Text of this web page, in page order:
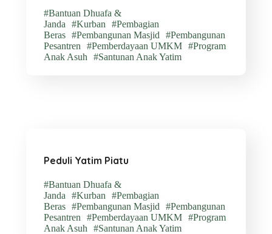
#Bantuan Dhuafa &
Janda
#Kurban
#Pembagian
Beras #Pembangunan Masjid
#Pembangunan
Pesantren
#Pemberdayaan UMKM #Program
Anak Asuh
#Santunan Anak Yatim
Peduli Yatim Piatu
#Bantuan Dhuafa &
Janda
#Kurban
#Pembagian
Beras #Pembangunan Masjid
#Pembangunan
Pesantren
#Pemberdayaan UMKM #Program
Anak Asuh
#Santunan Anak Yatim